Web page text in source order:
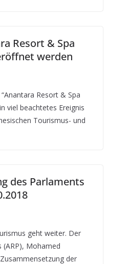
Resort & Spa
werden
Resort & Spa
viel beachtetes Ereignis
Tourismus- und
des Parlaments
geht weiter. Der
(ARP), Mohamed
der